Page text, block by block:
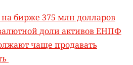
бирже 375 млн долларов
доли активов ЕНПФ
чаще продавать